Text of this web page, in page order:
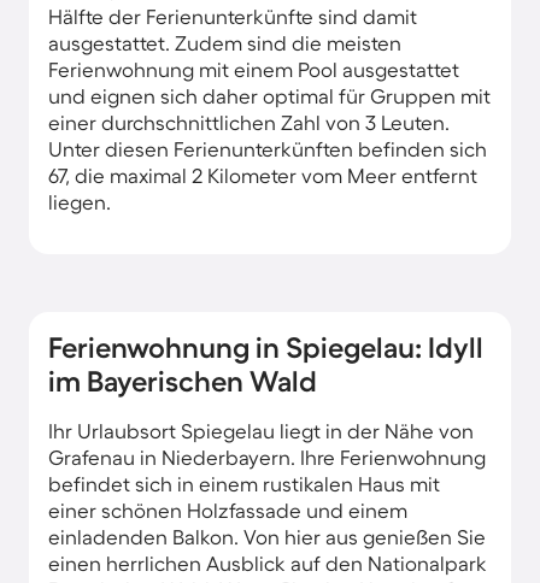
Hälfte der Ferienunterkünfte sind damit
ausgestattet. Zudem sind die meisten
Ferienwohnung mit einem Pool ausgestattet
und eignen sich daher optimal für Gruppen mit
einer durchschnittlichen Zahl von 3 Leuten.
Unter diesen Ferienunterkünften befinden sich
67, die maximal 2 Kilometer vom Meer entfernt
liegen.
Ferienwohnung in Spiegelau: Idyll
im Bayerischen Wald
Ihr Urlaubsort Spiegelau liegt in der Nähe von
Grafenau in Niederbayern. Ihre Ferienwohnung
befindet sich in einem rustikalen Haus mit
einer schönen Holzfassade und einem
einladenden Balkon. Von hier aus genießen Sie
einen herrlichen Ausblick auf den Nationalpark